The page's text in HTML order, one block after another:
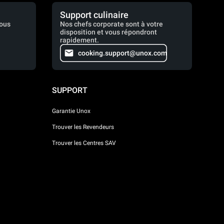
Support culinaire
Nos chefs corporate sont à votre
disposition et vous répondront
rapidement.
cooking.support@unox.com
SUPPORT
Garantie Unox
Trouver les Revendeurs
Trouver les Centres SAV